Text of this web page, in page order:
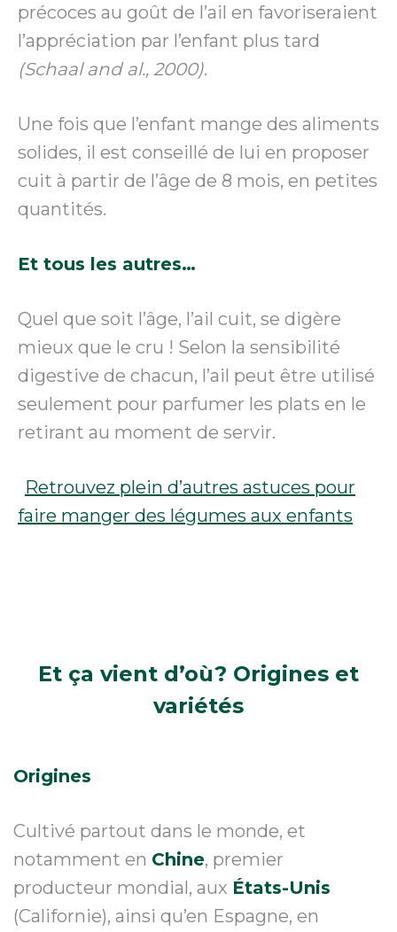
précoces au goût de l’ail en favoriseraient
l’appréciation par l’enfant plus tard
(Schaal and al., 2000).
Une fois que l’enfant mange des aliments
solides, il est conseillé de lui en proposer
cuit à partir de l’âge de 8 mois, en petites
quantités.
Et tous les autres…
Quel que soit l’âge, l’ail cuit, se digère
mieux que le cru ! Selon la sensibilité
digestive de chacun, l’ail peut être utilisé
seulement pour parfumer les plats en le
retirant au moment de servir.
Retrouvez plein d’autres astuces pour
faire manger des légumes aux enfants
Et ça vient d’où? Origines et
variétés
Origines
Cultivé partout dans le monde, et
notamment en Chine, premier
producteur mondial, aux États-Unis
(Californie), ainsi qu’en Espagne, en